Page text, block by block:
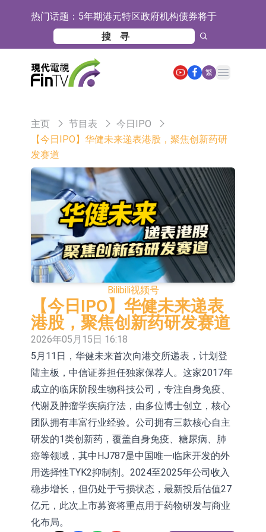
热门话题： 5年期港元特区政府机构债券将于
2026年8月12日透过重开进行投标
1年期港元隔夜平均指数挂钩债券将
于2026年8月12日进行投标
香港证监会就中国糖果前高管的失当
行为取得13年取消资格令
【异动股】港股跌幅榜前十，融信中
团(02215.HK)跌35.71%
统工程股权(02902.HK)涨+218.75%，
地纬智能：暂未开展对外的语料商业
PCB、电子元器件等电子及机械产业
链一站式研发智造服务
工信部：鼓励民爆企业依法依规实施
重组整合
工信部：到2030年形成3-5家具有较
强国际运营能力的大型民爆企业集团
因美纳：首批由中国生产制造基地生
产的本土化产品完成客户交付
鲁阳节能：公司汽车衬垫 CCMAX、
E2K、HBD系列产品已实现量产销售
日韩股市收盘双双下挫
北京君正：预计后续仍将主要采用季
度调价的模式
【异动股】汽车整车板块下挫，北汽
蓝谷(600733.CN)跌6.38%
【异动股】港股涨幅榜前十，生物系
统工程股权(02902.HK)涨+231.25%，
中国智能健康(00348.HK)涨+133.33%
【异动股】钨板块拉升，中钨高新
(000657.CN)涨7.24%
【异动股】昨日打二板以上表现板块
拉升，欣天科技(300615.CN)涨
19.97%
【异动股】港股跌幅榜前十，天瑞汽
车内饰(06162.HK)跌18.00%，德信服
务集团(02215.HK)跌16.33%
和光智成完成天使轮数千万融资
10年期港元特区政府机构债券将于
2026年8月12日透过重开进行投标
繁
Open main menu
主页 节目表
今日IPO
【今日IPO】华健未来递表港股，聚焦创新药研
发赛道
Bilibili视频号
【今日IPO】华健未来递表
港股，聚焦创新药研发赛道
2026年05月15日 16:18
5月11日，华健未来首次向港交所递表，计划登
陆主板，中信证券担任独家保荐人。这家2017年
成立的临床阶段生物科技公司，专注自身免疫、
代谢及肿瘤学疾病疗法，由多位博士创立，核心
团队拥有丰富行业经验。公司拥有三款核心自主
研发的1类创新药，覆盖自身免疫、糖尿病、肺
癌等领域，其中HJ787是中国唯一临床开发的外
用选择性TYK2抑制剂。2024至2025年公司收入
稳步增长，但仍处于亏损状态，最新投后估值27
亿元，此次上市募资将重点用于药物研发与商业
化布局。